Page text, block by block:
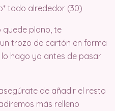
todo alrededor (30)
quede plano, te
trozo de cartón en forma
hago yo antes de pasar
de añadir el resto
más relleno